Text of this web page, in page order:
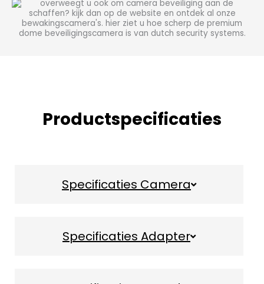
Productspecificaties
Specificaties Camera
Specificaties Adapter